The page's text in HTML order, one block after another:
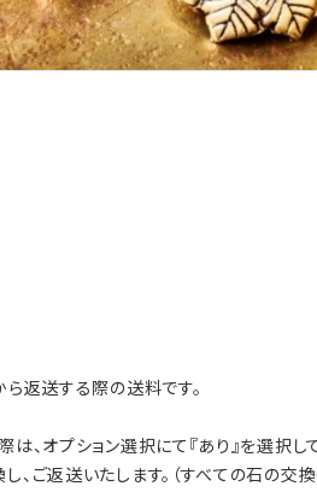
返送する際の送料です。
、オプション選択にて『あり』を選択し
ご返送いたします。（すべての石の交